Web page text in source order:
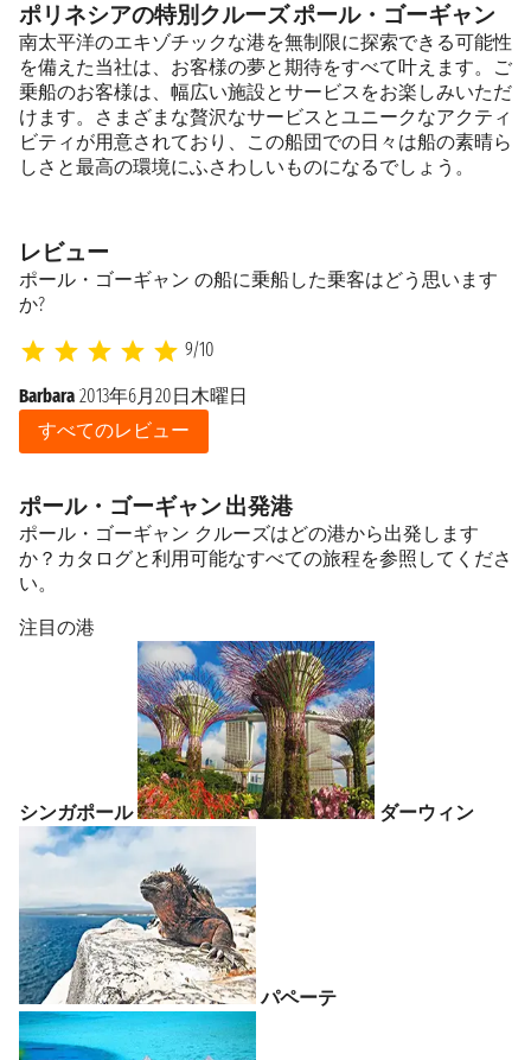
ポリネシアの特別クルーズ ポール・ゴーギャン
南太平洋のエキゾチックな港を無制限に探索できる可能性
を備えた当社は、お客様の夢と期待をすべて叶えます。ご
乗船のお客様は、幅広い施設とサービスをお楽しみいただ
けます。さまざまな贅沢なサービスとユニークなアクティ
ビティが用意されており、この船団での日々は船の素晴ら
しさと最高の環境にふさわしいものになるでしょう。
レビュー
ポール・ゴーギャン の船に乗船した乗客はどう思います
か?
9/10
Barbara 2013年6月20日木曜日
すべてのレビュー
ポール・ゴーギャン 出発港
ポール・ゴーギャン クルーズはどの港から出発します
か？カタログと利用可能なすべての旅程を参照してくださ
い。
注目の港
シンガポール ダーウィン
パペーテ